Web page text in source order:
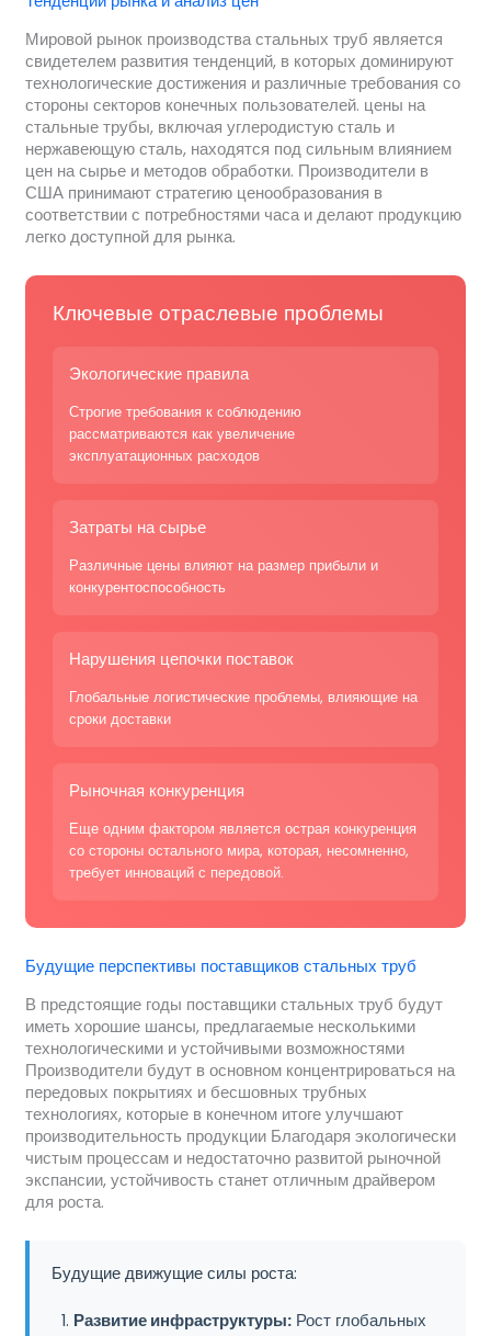
Мировой рынок производства стальных труб является
свидетелем развития тенденций, в которых доминируют
технологические достижения и различные требования со
стороны секторов конечных пользователей. цены на
стальные трубы, включая углеродистую сталь и
нержавеющую сталь, находятся под сильным влиянием
цен на сырье и методов обработки. Производители в
США принимают стратегию ценообразования в
соответствии с потребностями часа и делают продукцию
легко доступной для рынка.
Ключевые отраслевые проблемы
Экологические правила
Строгие требования к соблюдению
рассматриваются как увеличение
эксплуатационных расходов
Затраты на сырье
Различные цены влияют на размер прибыли и
конкурентоспособность
Нарушения цепочки поставок
Глобальные логистические проблемы, влияющие на
сроки доставки
Рыночная конкуренция
Еще одним фактором является острая конкуренция
со стороны остального мира, которая, несомненно,
требует инноваций с передовой.
Будущие перспективы поставщиков стальных труб
В предстоящие годы поставщики стальных труб будут
иметь хорошие шансы, предлагаемые несколькими
технологическими и устойчивыми возможностями
Производители будут в основном концентрироваться на
передовых покрытиях и бесшовных трубных
технологиях, которые в конечном итоге улучшают
производительность продукции Благодаря экологически
чистым процессам и недостаточно развитой рыночной
экспансии, устойчивость станет отличным драйвером
для роста.
Будущие движущие силы роста:
Развитие инфраструктуры:Рост глобальных